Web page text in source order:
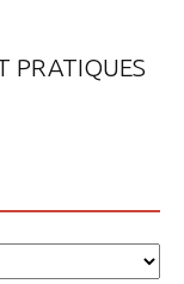
PRATIQUES